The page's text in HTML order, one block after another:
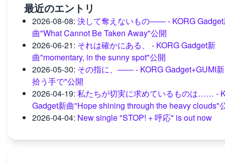
最近のエントリ
2026-08-08: 決して奪えないもの―― - KORG
曲"What Cannot Be Taken Away"公開
2026-06-21: それは確かにある、 - KORG Gadget新
曲"momentary, in the sunny spot"公開
2026-05-30: その指に、―― - KORG Gadget+GUMI
拾う手で"公開
2026-04-19: 私たちが切実に求めているものは…… -
Gadget新曲"Hope shining through the heavy clouds"
2026-04-04: New single "STOP! + 呼応" is out now